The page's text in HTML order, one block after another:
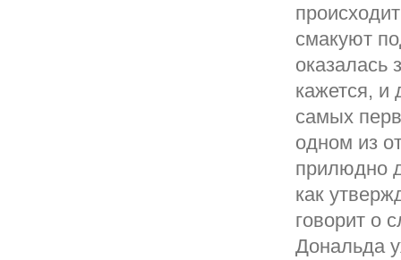
смакуют
оказалась
кажется, и
самых
одном из
прилюдно
как
говорит о
Дональда